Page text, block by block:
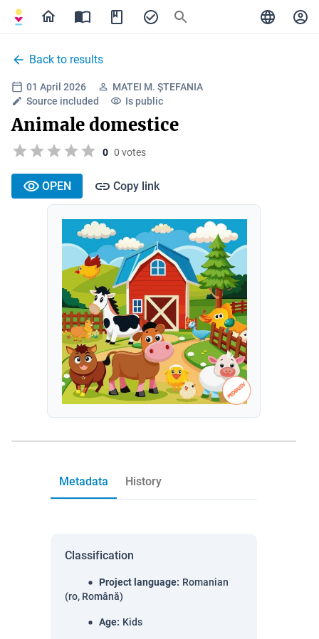
Back to results
01 April 2026
MATEI M. ȘTEFANIA
Source included
Is public
Animale domestice
0 0 votes
OPEN Copy link
Metadata History
Classification
Project language: Romanian
(ro, Română)
Age: Kids